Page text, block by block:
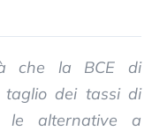
che la BCE di
taglio dei tassi di
le alternative a